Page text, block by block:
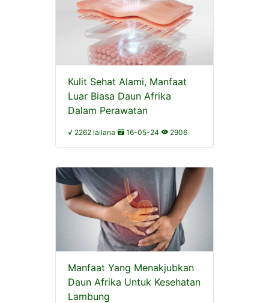
Kulit Sehat Alami, Manfaat
Luar Biasa Daun Afrika
Dalam Perawatan
√ 2262 lailana 16-05-24 2906
Manfaat Yang Menakjubkan
Daun Afrika Untuk Kesehatan
Lambung